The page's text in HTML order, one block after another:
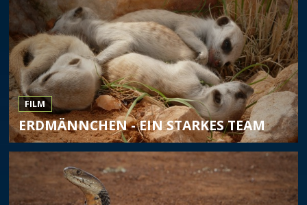
FILM
ERDMÄNNCHEN - EIN STARKES TEAM